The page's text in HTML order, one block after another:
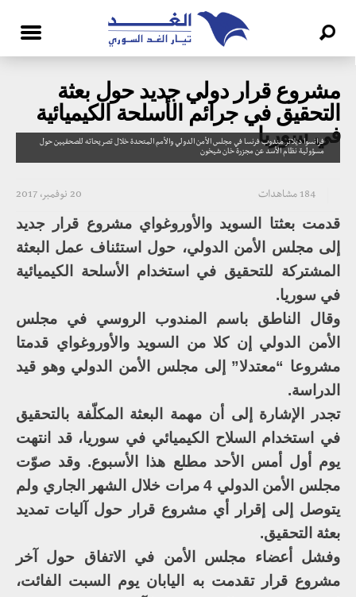
مشروع قرار دولي جديد حول بعثة
التحقيق في جرائم الأسلحة الكيميائية
في سوريا
فرانسوا ديلاتر مندوب فرنسا في مجلس الأمن الدولي والأمم المتحدة خلال تصريحاته للصحفيين حول
مسؤولية نظام الأسد عن مجزرة خان شيخون
20 نوفمبر، 2017 184 مشاهدات
قدمت بعثتا السويد والأوروغواي مشروع قرار جديد
إلى مجلس الأمن الدولي، حول استئناف عمل البعثة
المشتركة للتحقيق في استخدام الأسلحة الكيميائية
في سوريا.
وقال الناطق باسم المندوب الروسي في مجلس
الأمن الدولي إن كلا من السويد والأوروغواي قدمتا
مشروعا “معتدلا” إلى مجلس الأمن الدولي وهو قيد
الدراسة.
تجدر الإشارة إلى أن مهمة البعثة المكلّفة بالتحقيق
في استخدام السلاح الكيميائي في سوريا، قد انتهت
يوم أول أمس الأحد مطلع هذا الأسبوع. وقد صوّت
مجلس الأمن الدولي 4 مرات خلال الشهر الجاري ولم
يتوصل إلى إقرار أي مشروع قرار حول آليات تمديد
بعثة التحقيق.
وفشل أعضاء مجلس الأمن في الاتفاق حول آخر
مشروع قرار تقدمت به اليابان يوم السبت الفائت،